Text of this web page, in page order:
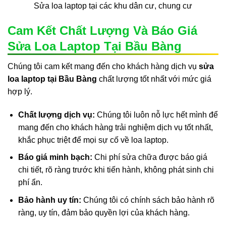
Sửa loa laptop tại các khu dân cư, chung cư
Cam Kết Chất Lượng Và Báo Giá
Sửa Loa Laptop Tại Bầu Bàng
Chúng tôi cam kết mang đến cho khách hàng dịch vụ sửa
loa laptop tại Bầu Bàng chất lượng tốt nhất với mức giá
hợp lý.
Chất lượng dịch vụ: Chúng tôi luôn nỗ lực hết mình để
mang đến cho khách hàng trải nghiệm dịch vụ tốt nhất,
khắc phục triệt để mọi sự cố về loa laptop.
Báo giá minh bạch: Chi phí sửa chữa được báo giá
chi tiết, rõ ràng trước khi tiến hành, không phát sinh chi
phí ẩn.
Bảo hành uy tín: Chúng tôi có chính sách bảo hành rõ
ràng, uy tín, đảm bảo quyền lợi của khách hàng.